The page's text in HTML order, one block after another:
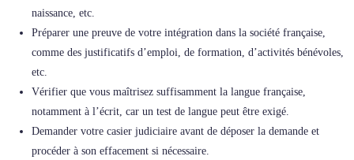
naissance, etc.
Préparer une preuve de votre intégration dans la société française,
comme des justificatifs d’emploi, de formation, d’activités bénévoles,
etc.
Vérifier que vous maîtrisez suffisamment la langue française,
notamment à l’écrit, car un test de langue peut être exigé.
Demander votre casier judiciaire avant de déposer la demande et
procéder à son effacement si nécessaire.